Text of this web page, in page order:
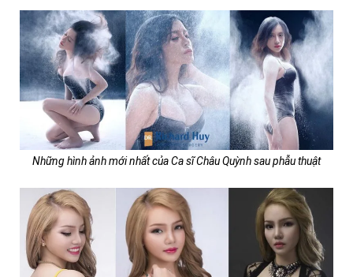
Những hình ảnh mới nhất của Ca sĩ Châu Quỳnh sau phẫu thuật